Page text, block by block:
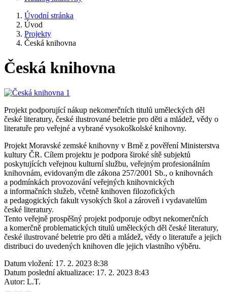
Úvodní stránka
Úvod
Projekty
Česká knihovna
Česká knihovna
Projekt podporující nákup nekomerčních titulů uměleckých děl
české literatury, české ilustrované beletrie pro děti a mládež, vědy o
literatuře pro veřejné a vybrané vysokoškolské knihovny.
Projekt Moravské zemské knihovny v Brně z pověření Ministerstva
kultury ČR. Cílem projektu je podpora široké sítě subjektů
poskytujících veřejnou kulturní službu, veřejným profesionálním
knihovnám, evidovaným dle zákona 257/2001 Sb., o knihovnách
a podmínkách provozování veřejných knihovnických
a informačních služeb, včetně knihoven filozofických
a pedagogických fakult vysokých škol a zároveň i vydavatelům
české literatury.
Tento veřejně prospěšný projekt podporuje odbyt nekomerčních
a komerčně problematických titulů uměleckých děl české literatury,
české ilustrované beletrie pro děti a mládež, vědy o literatuře a jejich
distribuci do uvedených knihoven dle jejich vlastního výběru.
Datum vložení: 17. 2. 2023 8:38
Datum poslední aktualizace: 17. 2. 2023 8:43
Autor: L.T.